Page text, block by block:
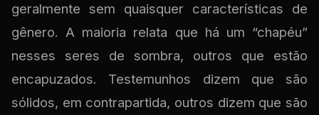
geralmente sem quaisquer características de
gênero. A maioria relata que há um “chapéu”
nesses seres de sombra, outros que estão
encapuzados. Testemunhos dizem que são
sólidos, em contrapartida, outros dizem que são